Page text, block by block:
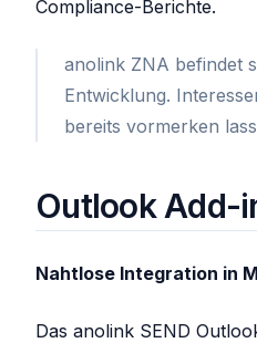
Compliance-Berichte.
anolink ZNA befindet
Entwicklung.
bereits vormerken
Outlook Add-
Nahtlose Integration in
Das anolink SEND